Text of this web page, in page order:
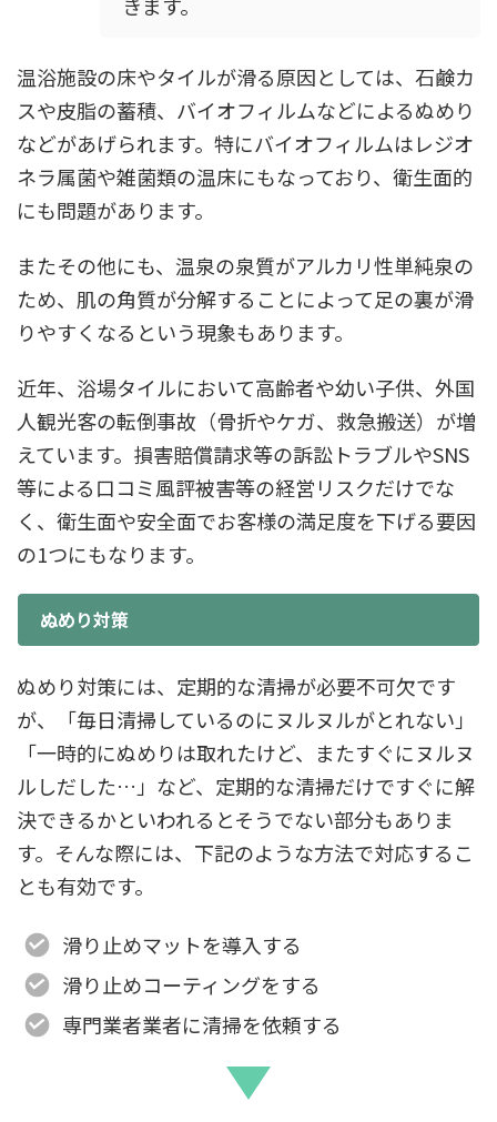
温浴施設の床やタイルが滑る原因としては、石鹸カ
スや皮脂の蓄積、バイオフィルムなどによるぬめり
などがあげられます。特にバイオフィルムはレジオ
ネラ属菌や雑菌類の温床にもなっており、衛生面的
にも問題があります。
またその他にも、温泉の泉質がアルカリ性単純泉の
ため、肌の角質が分解することによって足の裏が滑
りやすくなるという現象もあります。
近年、浴場タイルにおいて高齢者や幼い子供、外国
人観光客の転倒事故（骨折やケガ、救急搬送）が増
えています。損害賠償請求等の訴訟トラブルやSNS
等による口コミ風評被害等の経営リスクだけでな
く、衛生面や安全面でお客様の満足度を下げる要因
の1つにもなります。
ぬめり対策
ぬめり対策には、定期的な清掃が必要不可欠です
が、「毎日清掃しているのにヌルヌルがとれない」
「一時的にぬめりは取れたけど、またすぐにヌルヌ
ルしだした…」など、定期的な清掃だけですぐに解
決できるかといわれるとそうでない部分もありま
す。そんな際には、下記のような方法で対応するこ
とも有効です。
滑り止めマットを導入する
滑り止めコーティングをする
専門業者業者に清掃を依頼する